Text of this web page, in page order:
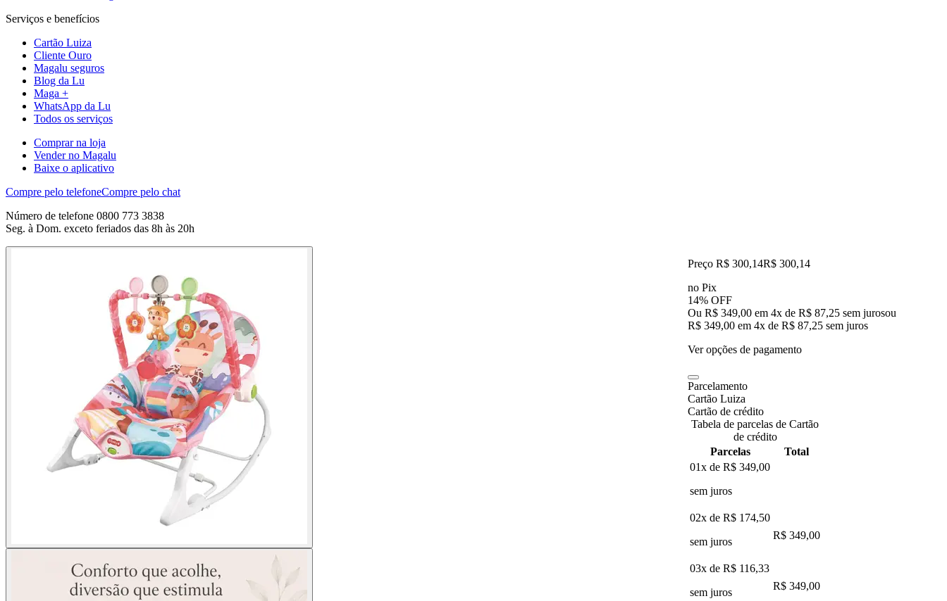
Serviços e benefícios
Cartão Luiza
Cliente Ouro
Magalu seguros
Blog da Lu
Maga +
WhatsApp da Lu
Todos os serviços
Comprar na loja
Vender no Magalu
Baixe o aplicativo
Compre pelo telefoneCompre pelo chat
Número de telefone 0800 773 3838
Seg. à Dom. exceto feriados das 8h às 20h
Preço R$ 300,14R$ 300,14
no Pix
14% OFF
Ou R$ 349,00 em 4x de R$ 87,25 sem jurosou
R$ 349,00 em 4x de R$ 87,25 sem juros
Ver opções de pagamento
Parcelamento
Cartão Luiza
Cartão de crédito
Tabela de parcelas de Cartão
de crédito
Parcelas
Total
01x de R$ 349,00
sem juros
02x de R$ 174,50
sem juros
R$ 349,00
03x de R$ 116,33
sem juros
R$ 349,00